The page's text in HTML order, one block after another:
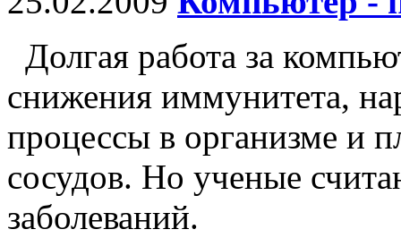
Долгая работа за
снижения иммунитета,
процессы в организме и
сосудов. Но ученые
заболеваний.